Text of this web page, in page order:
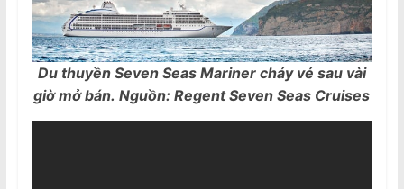
Du thuyền Seven Seas Mariner cháy vé sau vài
giờ mở bán. Nguồn: Regent Seven Seas Cruises